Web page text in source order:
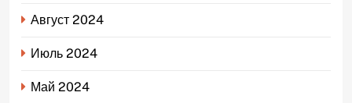
Август 2024
Июль 2024
Май 2024